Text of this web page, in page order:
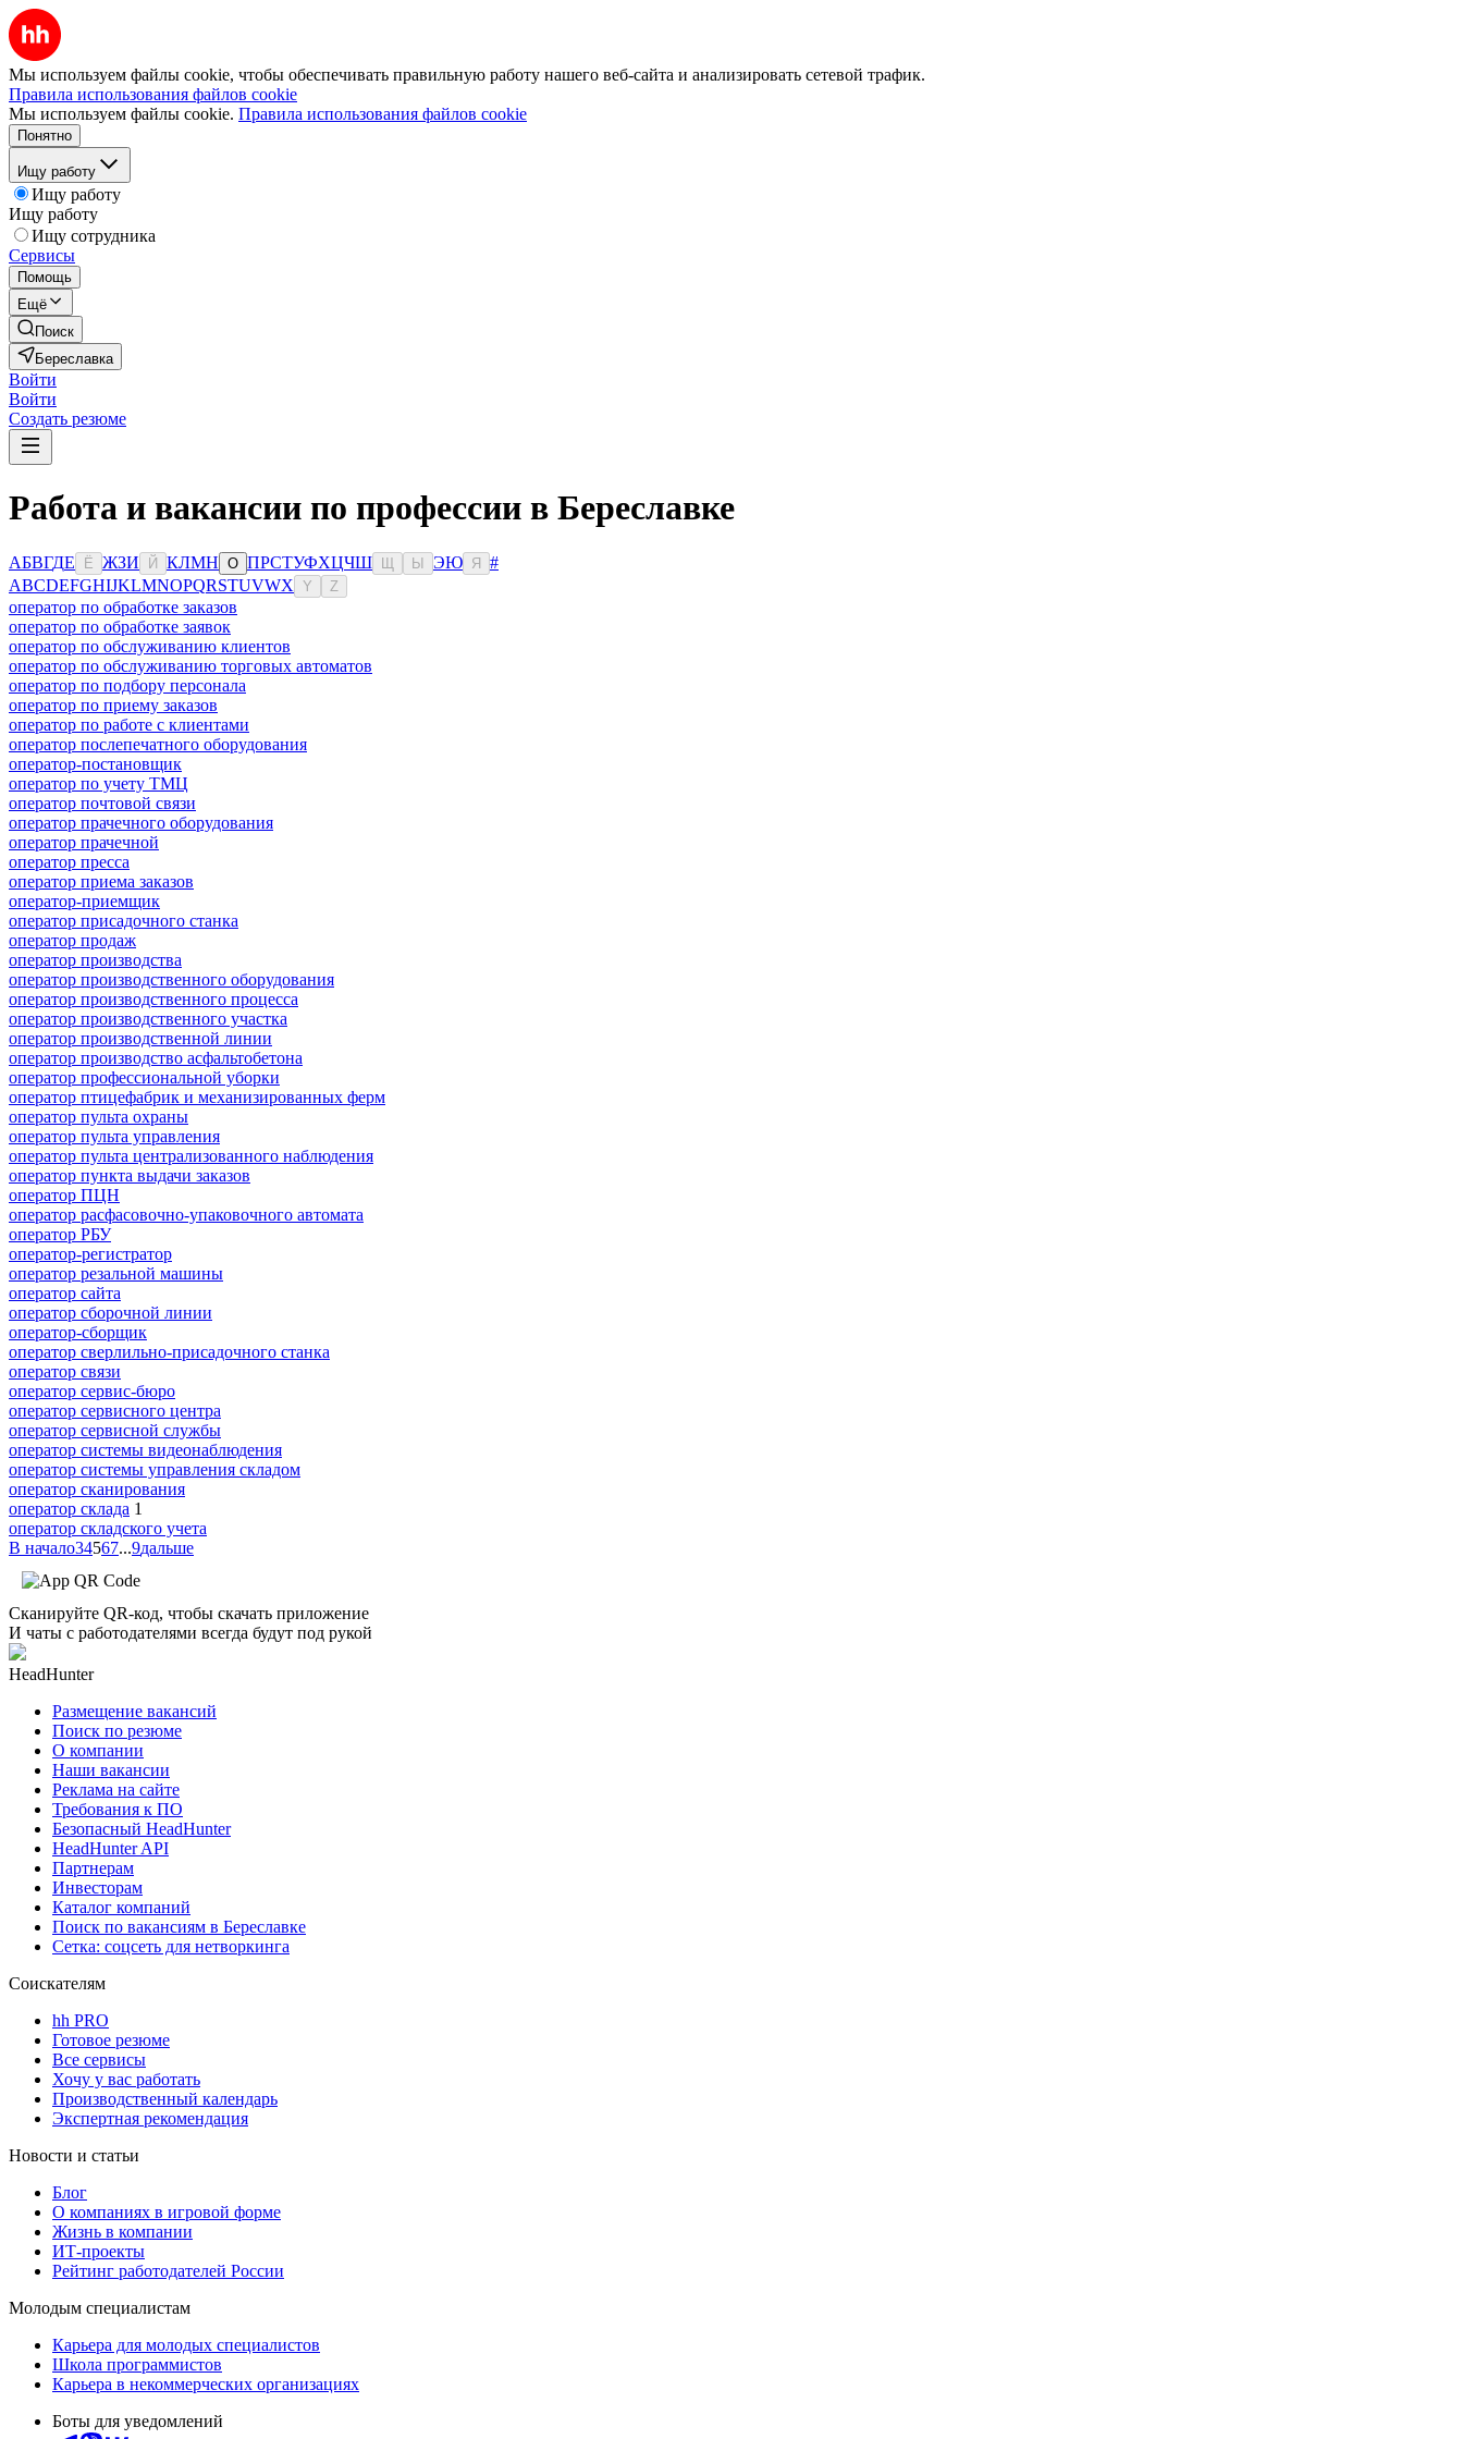
Мы используем файлы cookie, чтобы обеспечивать правильную работу нашего веб-сайта и анализировать сетевой трафик.
Правила использования файлов cookie
Мы используем файлы cookie. Правила использования файлов cookie
Понятно
Ищу работу
Ищу работу
Ищу работу
Ищу сотрудника
Сервисы
Помощь
Ещё
Поиск
Береславка
Войти
Войти
Создать резюме
Работа и вакансии по профессии в Береславке
АБВГДЕ Ё ЖЗИ Й КЛМН О ПРСТУФХЦЧШ Ы ЭЮ Я
#
ABCDEFGHIJKLMNOPQRSTUVWX Y Z
оператор по обработке заказов
оператор по обработке заявок
оператор по обслуживанию клиентов
оператор по обслуживанию торговых автоматов
оператор по подбору персонала
оператор по приему заказов
оператор по работе с клиентами
оператор послепечатного оборудования
оператор-постановщик
оператор по учету ТМЦ
оператор почтовой связи
оператор прачечного оборудования
оператор прачечной
оператор пресса
оператор приема заказов
оператор-приемщик
оператор присадочного станка
оператор продаж
оператор производства
оператор производственного оборудования
оператор производственного процесса
оператор производственного участка
оператор производственной линии
оператор производство асфальтобетона
оператор профессиональной уборки
оператор птицефабрик и механизированных ферм
оператор пульта охраны
оператор пульта управления
оператор пульта централизованного наблюдения
оператор пункта выдачи заказов
оператор ПЦН
оператор расфасовочно-упаковочного автомата
оператор РБУ
оператор-регистратор
оператор резальной машины
оператор сайта
оператор сборочной линии
оператор-сборщик
оператор сверлильно-присадочного станка
оператор связи
оператор сервис-бюро
оператор сервисного центра
оператор сервисной службы
оператор системы видеонаблюдения
оператор системы управления складом
оператор сканирования
оператор склада 1
оператор складского учета
В начало34567...9дальше
Сканируйте QR-код, чтобы скачать приложение
И чаты с работодателями всегда будут под рукой
HeadHunter
Размещение вакансий
Поиск по резюме
О компании
Наши вакансии
Реклама на сайте
Требования к ПО
Безопасный HeadHunter
HeadHunter API
Партнерам
Инвесторам
Каталог компаний
Поиск по вакансиям в Береславке
Сетка: соцсеть для нетворкинга
Соискателям
hh PRO
Готовое резюме
Все сервисы
Хочу у вас работать
Производственный календарь
Экспертная рекомендация
Новости и статьи
Блог
О компаниях в игровой форме
Жизнь в компании
ИТ-проекты
Рейтинг работодателей России
Молодым специалистам
Карьера для молодых специалистов
Школа программистов
Карьера в некоммерческих организациях
Боты для уведомлений